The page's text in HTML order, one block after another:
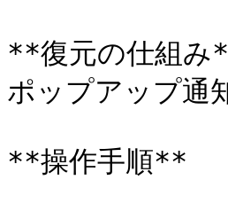
**復元の仕組み
ポップアップ通
**操作手順**